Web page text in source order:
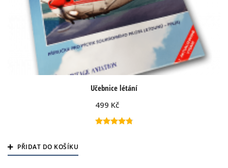
Učebnice létání
499 Kč
PŘIDAT DO KOŠÍKU